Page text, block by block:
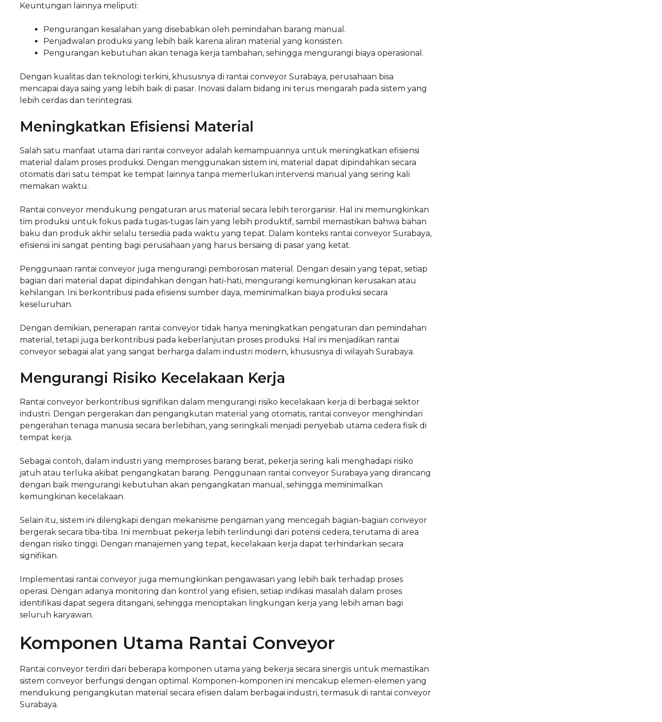
Keuntungan lainnya meliputi:
Pengurangan kesalahan yang disebabkan oleh pemindahan barang manual.
Penjadwalan produksi yang lebih baik karena aliran material yang konsisten.
Pengurangan kebutuhan akan tenaga kerja tambahan, sehingga mengurangi biaya operasional.
Dengan kualitas dan teknologi terkini, khususnya di rantai conveyor Surabaya, perusahaan bisa
mencapai daya saing yang lebih baik di pasar. Inovasi dalam bidang ini terus mengarah pada sistem yang
lebih cerdas dan terintegrasi.
Meningkatkan Efisiensi Material
Salah satu manfaat utama dari rantai conveyor adalah kemampuannya untuk meningkatkan efisiensi
material dalam proses produksi. Dengan menggunakan sistem ini, material dapat dipindahkan secara
otomatis dari satu tempat ke tempat lainnya tanpa memerlukan intervensi manual yang sering kali
memakan waktu.
Rantai conveyor mendukung pengaturan arus material secara lebih terorganisir. Hal ini memungkinkan
tim produksi untuk fokus pada tugas-tugas lain yang lebih produktif, sambil memastikan bahwa bahan
baku dan produk akhir selalu tersedia pada waktu yang tepat. Dalam konteks rantai conveyor Surabaya,
efisiensi ini sangat penting bagi perusahaan yang harus bersaing di pasar yang ketat.
Penggunaan rantai conveyor juga mengurangi pemborosan material. Dengan desain yang tepat, setiap
bagian dari material dapat dipindahkan dengan hati-hati, mengurangi kemungkinan kerusakan atau
kehilangan. Ini berkontribusi pada efisiensi sumber daya, meminimalkan biaya produksi secara
keseluruhan.
Dengan demikian, penerapan rantai conveyor tidak hanya meningkatkan pengaturan dan pemindahan
material, tetapi juga berkontribusi pada keberlanjutan proses produksi. Hal ini menjadikan rantai
conveyor sebagai alat yang sangat berharga dalam industri modern, khususnya di wilayah Surabaya.
Mengurangi Risiko Kecelakaan Kerja
Rantai conveyor berkontribusi signifikan dalam mengurangi risiko kecelakaan kerja di berbagai sektor
industri. Dengan pergerakan dan pengangkutan material yang otomatis, rantai conveyor menghindari
pengerahan tenaga manusia secara berlebihan, yang seringkali menjadi penyebab utama cedera fisik di
tempat kerja.
Sebagai contoh, dalam industri yang memproses barang berat, pekerja sering kali menghadapi risiko
jatuh atau terluka akibat pengangkatan barang. Penggunaan rantai conveyor Surabaya yang dirancang
dengan baik mengurangi kebutuhan akan pengangkatan manual, sehingga meminimalkan
kemungkinan kecelakaan.
Selain itu, sistem ini dilengkapi dengan mekanisme pengaman yang mencegah bagian-bagian conveyor
bergerak secara tiba-tiba. Ini membuat pekerja lebih terlindungi dari potensi cedera, terutama di area
dengan risiko tinggi. Dengan manajemen yang tepat, kecelakaan kerja dapat terhindarkan secara
signifikan.
Implementasi rantai conveyor juga memungkinkan pengawasan yang lebih baik terhadap proses
operasi. Dengan adanya monitoring dan kontrol yang efisien, setiap indikasi masalah dalam proses
identifikasi dapat segera ditangani, sehingga menciptakan lingkungan kerja yang lebih aman bagi
seluruh karyawan.
Komponen Utama Rantai Conveyor
Rantai conveyor terdiri dari beberapa komponen utama yang bekerja secara sinergis untuk memastikan
sistem conveyor berfungsi dengan optimal. Komponen-komponen ini mencakup elemen-elemen yang
mendukung pengangkutan material secara efisien dalam berbagai industri, termasuk di rantai conveyor
Surabaya.